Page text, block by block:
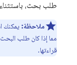
طلب بحث،
ملاحظة: يمكنك
مما إذا كان طلب
قراءتها.